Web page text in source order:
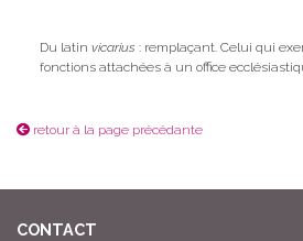
Du latin vicarius : remplaçant. Celui qui
fonctions attachées à un office
retour à la page précédante
CONTACT